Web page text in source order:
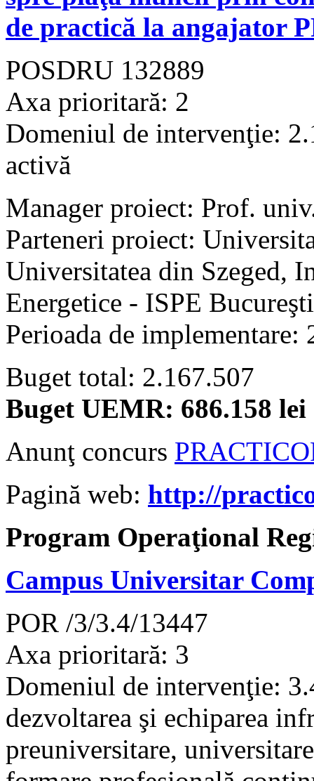
de practică la angajator
POSDRU 132889
Axa prioritară: 2
Domeniul de intervenţie:
activă
Manager proiect: Prof.
Parteneri proiect:
Universitatea din Szeged,
Energetice - ISPE Bucureşti
Perioada de
Buget total: 2.167.507
Buget UEMR: 686.158 lei
Anunţ concurs
Pagină web: http://
Program Operaţional
Campus Universitar
POR /3/3.4/13447
Axa prioritară: 3
Domeniul de intervenţie:
dezvoltarea şi echiparea
preuniversitare,